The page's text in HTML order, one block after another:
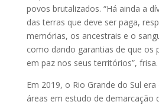
povos brutalizados. “Há ainda a
das terras que deve ser paga,
memórias, os ancestrais e o
como dando garantias de que os
em paz nos seus territórios”, frisa.
Em 2019, o Rio Grande do Sul
áreas em estudo de demarcação